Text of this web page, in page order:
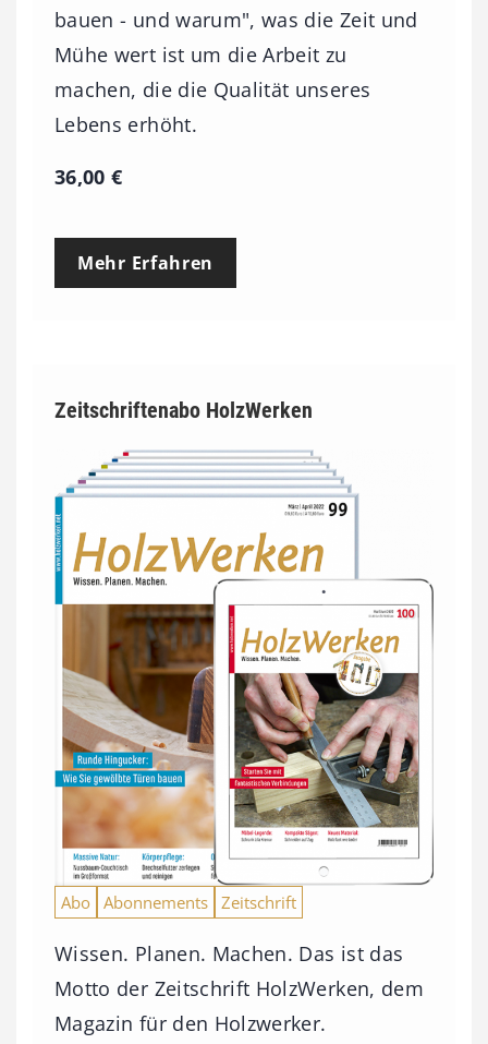
bauen - und warum", was die Zeit und
Mühe wert ist um die Arbeit zu
machen, die die Qualität unseres
Lebens erhöht.
36,00€
Mehr Erfahren
Zeitschriftenabo HolzWerken
Abo Abonnements Zeitschrift
Wissen. Planen. Machen. Das ist das
Motto der Zeitschrift HolzWerken, dem
Magazin für den Holzwerker.